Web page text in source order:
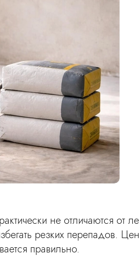
не отличаются
резких перепадов.
правильно.